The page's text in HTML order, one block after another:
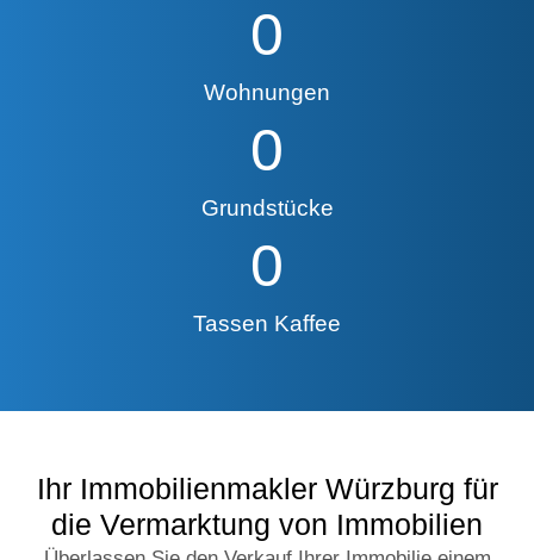
Wohnungen
0
Grundstücke
0
Tassen Kaffee
0
Ihr Immobilienmakler Würzburg für
die Vermarktung von Immobilien